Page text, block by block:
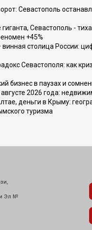
Севастополь
Севастополь -
+45%
столица России:
Севастополя: как
бизнес в паузах и
2026 года:
деньги в Крыму:
туризма
Эл №